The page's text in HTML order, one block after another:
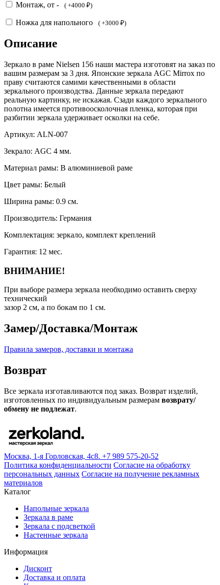
Монтаж, от - ( +4000 ₽)
Ножка для напольного ( +3000 ₽)
Описание
Зеркало в раме Nielsen 156 наши мастера изготовят на заказ по
вашим размерам за 3 дня. Японские зеркала AGC Mirrox по
праву считаются самими качественными в области
зеркального производства. Данные зеркала передают
реальную картинку, не искажая. Сзади каждого зеркального
полотна имеется противоосколочная пленка, которая при
разбитии зеркала удерживает осколки на себе.
Артикул: ALN-007
Зекрало: AGC 4 мм.
Материал рамы: В алюминиевой раме
Цвет рамы: Белый
Ширина рамы: 0.9 см.
Производитель: Германия
Комплектация: зеркало, комплект креплений
Гарантия: 12 мес.
ВНИМАНИЕ!
При выборе размера зеркала необходимо оставить сверху
технический
зазор 2 см, а по бокам по 1 см.
Замер/Доставка/Монтаж
Правила замеров, доставки и монтажа
Возврат
Все зеркала изготавливаются под заказ. Возврат изделий,
изготовленных по индивидуальным размерам возврату/
обмену не подлежат.
Москва, 1-я Горловская, 4c8. +7 989 575-20-52
Политика конфиденциальности Согласие на обработку
персональных данных Согласие на получение рекламных
материалов
Каталог
Напольные зеркала
Зеркала в раме
Зеркала с подсветкой
Настенные зеркала
Информация
Дисконт
Доставка и оплата